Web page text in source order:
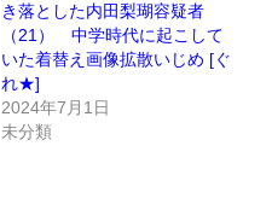
き落とした内田梨瑚容疑者
（21） 中学時代に起こして
いた着替え画像拡散いじめ [ぐ
れ★]
2024年7月1日
未分類